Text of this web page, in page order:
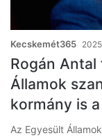
Kecskemét365
Rogán
Államok
kormány is
Az Egyesült